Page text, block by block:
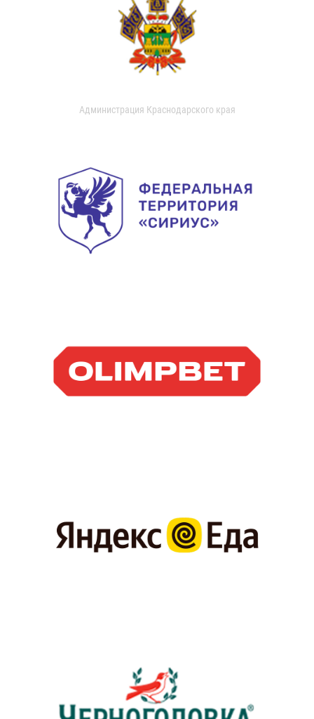
Администрация Краснодарского края